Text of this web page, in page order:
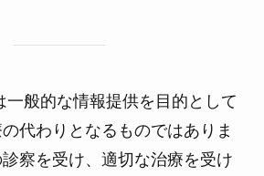
一般的な情報提供を目的として
代わりとなるものではありま
察を受け、適切な治療を受け